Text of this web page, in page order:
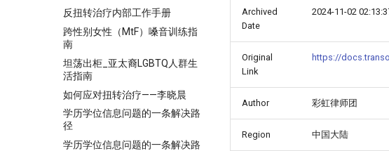
反扭转治疗内部工作手册
跨性别女性（MtF）嗓音训练指
南
坦荡出柜_亚太裔LGBTQ人群生
活指南
如何应对扭转治疗——李晓晨
学历学位信息问题的一条解决路
径
学历学位信息问题的一条解决路
Archived
Date
2024-11-02
Original
Link
https://
Author 彩虹律师团
Region 中国大陆